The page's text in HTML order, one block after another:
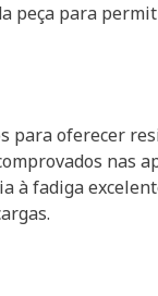
peça para
para oferecer
nas
fadiga